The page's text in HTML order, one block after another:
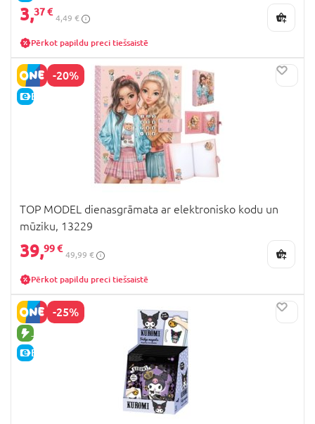
3,37 €
4,49 €
Pērkot papildu preci tiešsaistē
-20%
E-CENA
TOP MODEL dienasgrāmata ar elektronisko kodu un
mūziku, 13229
39,99 €
49,99 €
Pērkot papildu preci tiešsaistē
-25%
JAUNA PRECE
E-CENA